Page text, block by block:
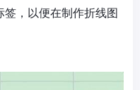
，以便在制作折线图